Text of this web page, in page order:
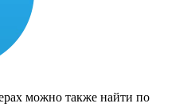
можно также найти по